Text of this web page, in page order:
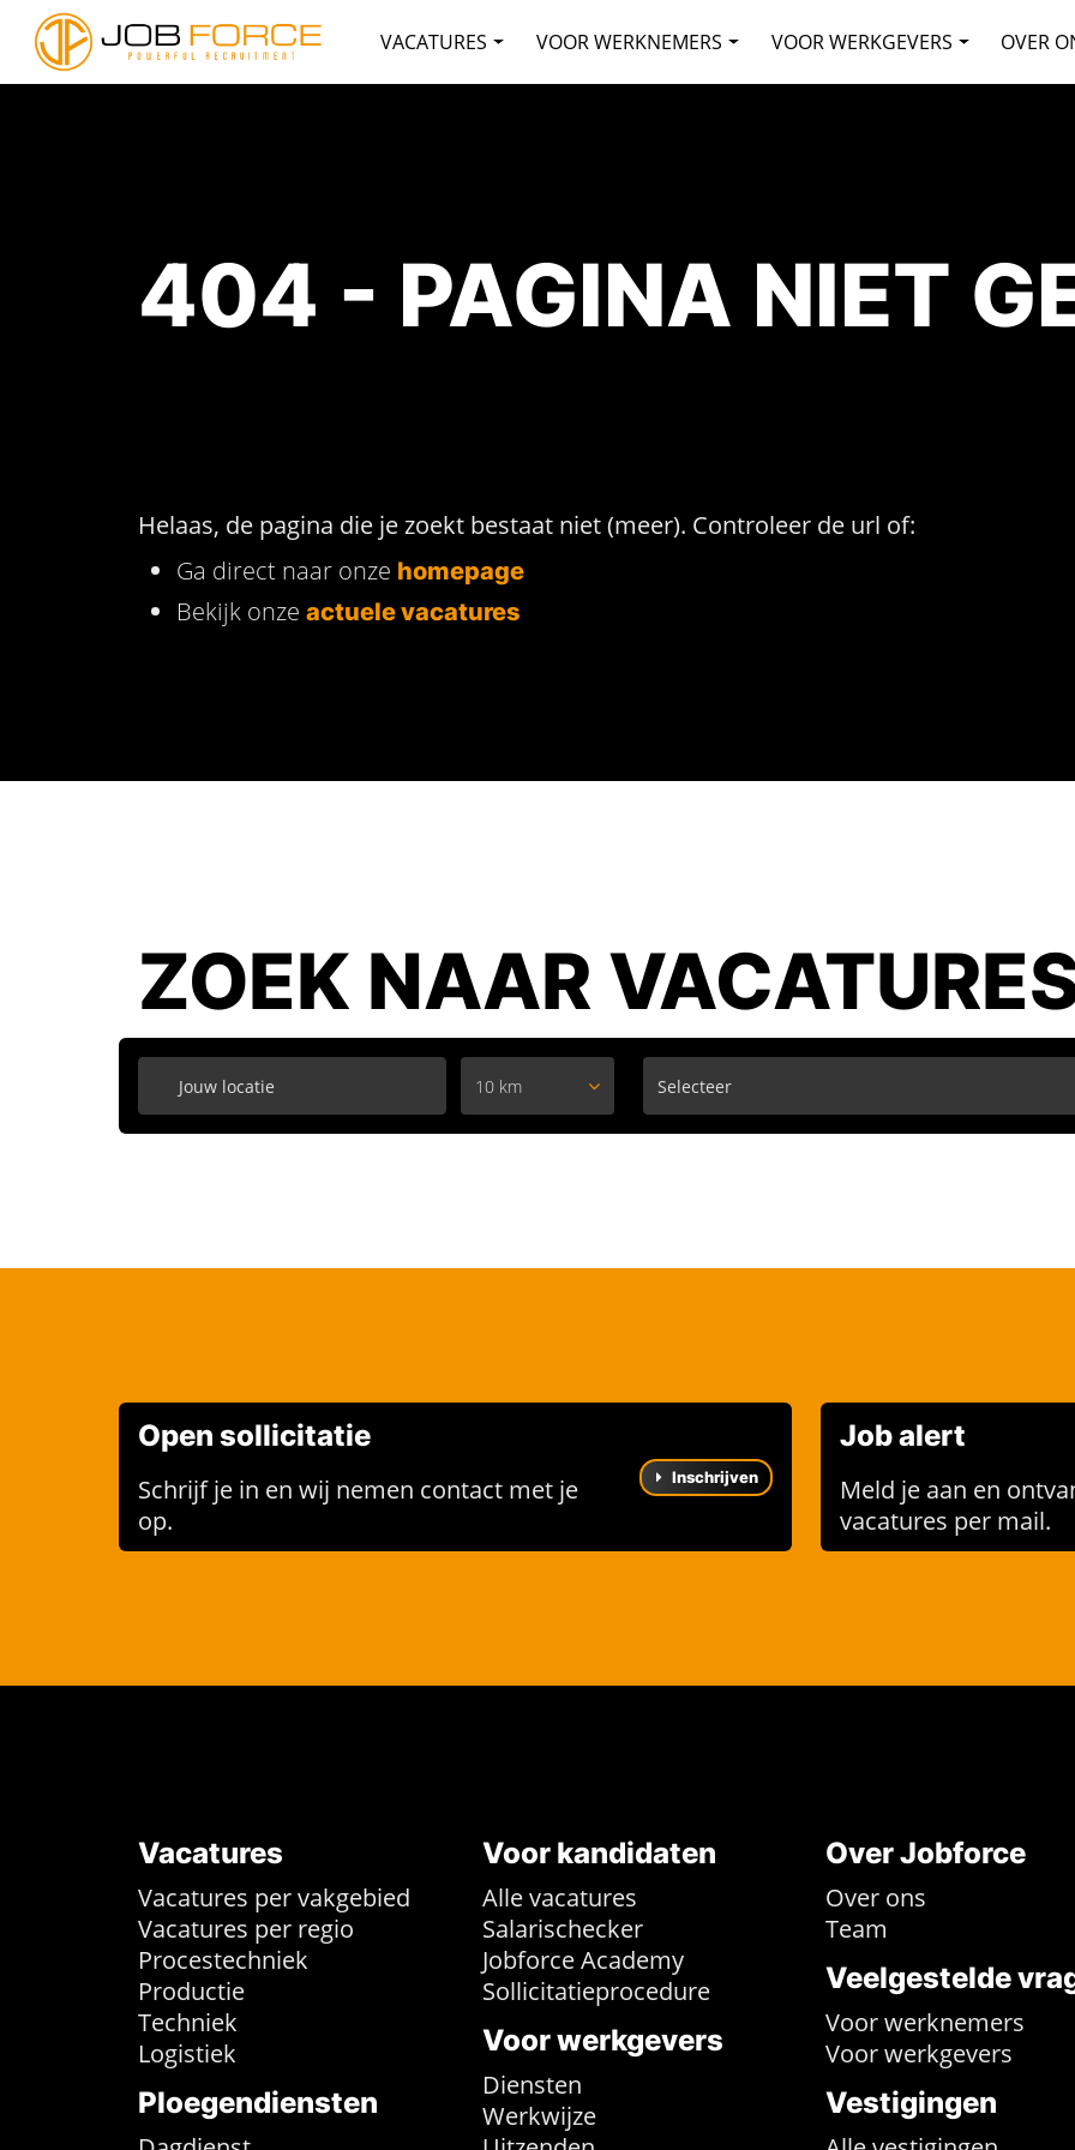
VACATURES VOOR WERKNEMERS VOOR WERKGEVERS OVER
404 - PAGINA NIET
Helaas, de pagina die je zoekt bestaat niet (meer). Controleer de url of:
Ga direct naar onze homepage
Bekijk onze actuele vacatures
ZOEK NAAR
10 km
Open sollicitatie
Schrijf je in en wij nemen contact met je
op.
Inschrijven
Job alert
Meld je aan en
vacatures per mail.
Vacatures
Vacatures per vakgebied
Vacatures per regio
Procestechniek
Productie
Techniek
Logistiek
Ploegendiensten
Voor kandidaten
Alle vacatures
Salarischecker
Jobforce Academy
Sollicitatieprocedure
Voor werkgevers
Diensten
Werkwijze
Over Jobforce
Over ons
Team
Veelgestelde
Voor werknemers
Voor werkgevers
Vestigingen